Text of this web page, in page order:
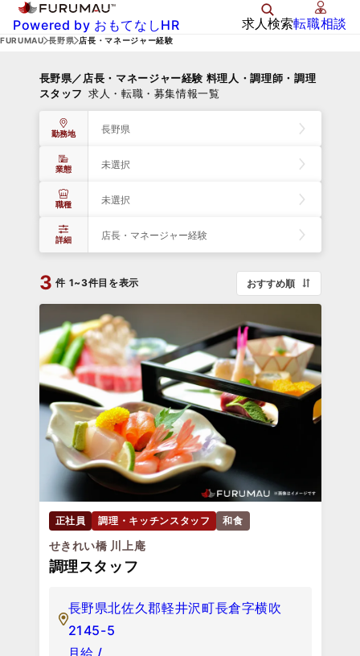
Powered by おもてなしHR 求人検索転職相談
FURUMAU 長野県 店長・マネージャー経験
長野県／店長・マネージャー経験 料理人・調理師・調理
スタッフ 求人・転職・募集情報一覧
勤務地 長野県
業態 未選択
職種 未選択
詳細 店長・マネージャー経験
3 件 1~3件目を表示 おすすめ順
正社員 調理・キッチンスタッフ 和食
せきれい橋 川上庵
調理スタッフ
長野県北佐久郡軽井沢町長倉字横吹
2145-5
月給 /